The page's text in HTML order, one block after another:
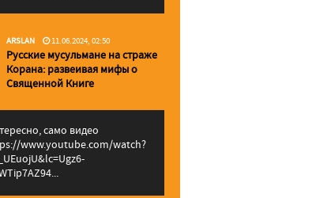
ARSLAN 11.06.2024, 02:50
Русские мусульмане на страже
Корана: pазвеивая мифы о
Священной Книге
само видео
www.youtube.com/watch?